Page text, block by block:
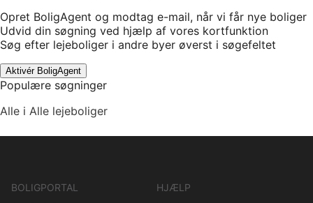
Opret BoligAgent og modtag e-mail, når vi får nye boliger
Udvid din søgning ved hjælp af vores kortfunktion
Søg efter lejeboliger i andre byer øverst i søgefeltet
Aktivér BoligAgent
Populære søgninger
Alle i Alle lejeboliger
BOLIGPORTAL
HJÆLP